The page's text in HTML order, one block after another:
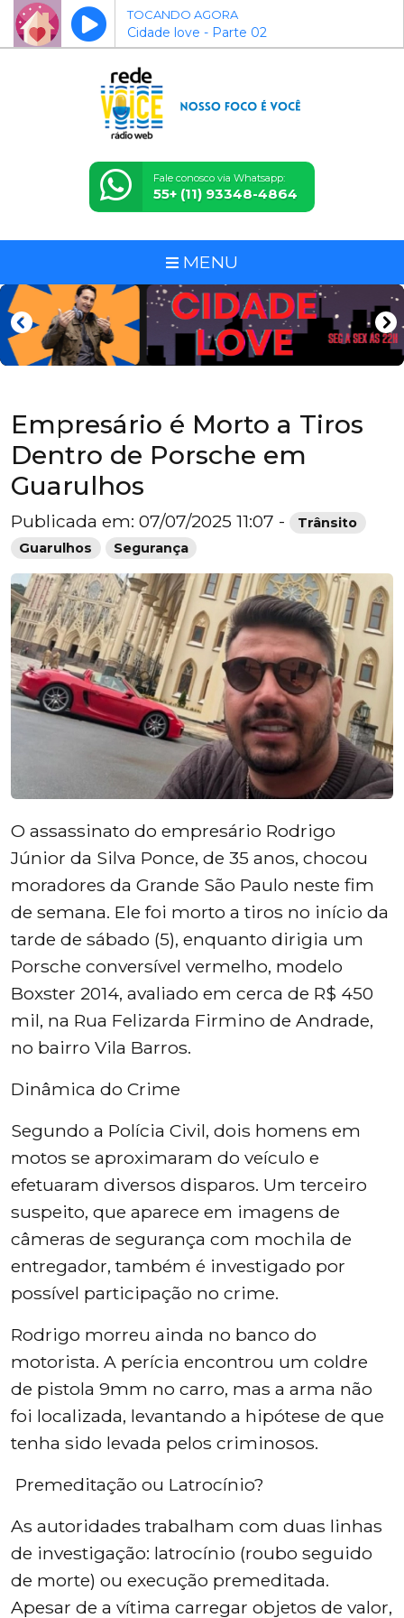
TOCANDO AGORA
Cidade love - Parte 02
Fale conosco via Whatsapp:
55+ (11) 93348-4864
MENU
Empresário é Morto a Tiros
Dentro de Porsche em
Guarulhos
Publicada em: 07/07/2025 11:07 -
Trânsito
Guarulhos
Segurança
O assassinato do empresário Rodrigo
Júnior da Silva Ponce, de 35 anos, chocou
moradores da Grande São Paulo neste fim
de semana. Ele foi morto a tiros no início da
tarde de sábado (5), enquanto dirigia um
Porsche conversível vermelho, modelo
Boxster 2014, avaliado em cerca de R$ 450
mil, na Rua Felizarda Firmino de Andrade,
no bairro Vila Barros.
Dinâmica do Crime
Segundo a Polícia Civil, dois homens em
motos se aproximaram do veículo e
efetuaram diversos disparos. Um terceiro
suspeito, que aparece em imagens de
câmeras de segurança com mochila de
entregador, também é investigado por
possível participação no crime.
Rodrigo morreu ainda no banco do
motorista. A perícia encontrou um coldre
de pistola 9mm no carro, mas a arma não
foi localizada, levantando a hipótese de que
tenha sido levada pelos criminosos.
Premeditação ou Latrocínio?
As autoridades trabalham com duas linhas
de investigação: latrocínio (roubo seguido
de morte) ou execução premeditada.
Apesar de a vítima carregar objetos de valor,